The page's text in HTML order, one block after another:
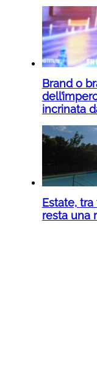
Brand o
incrinata
Estate, tra
resta una